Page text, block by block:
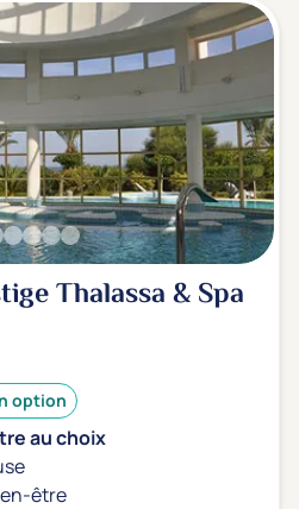
Thalassa & Spa
option
au choix
être